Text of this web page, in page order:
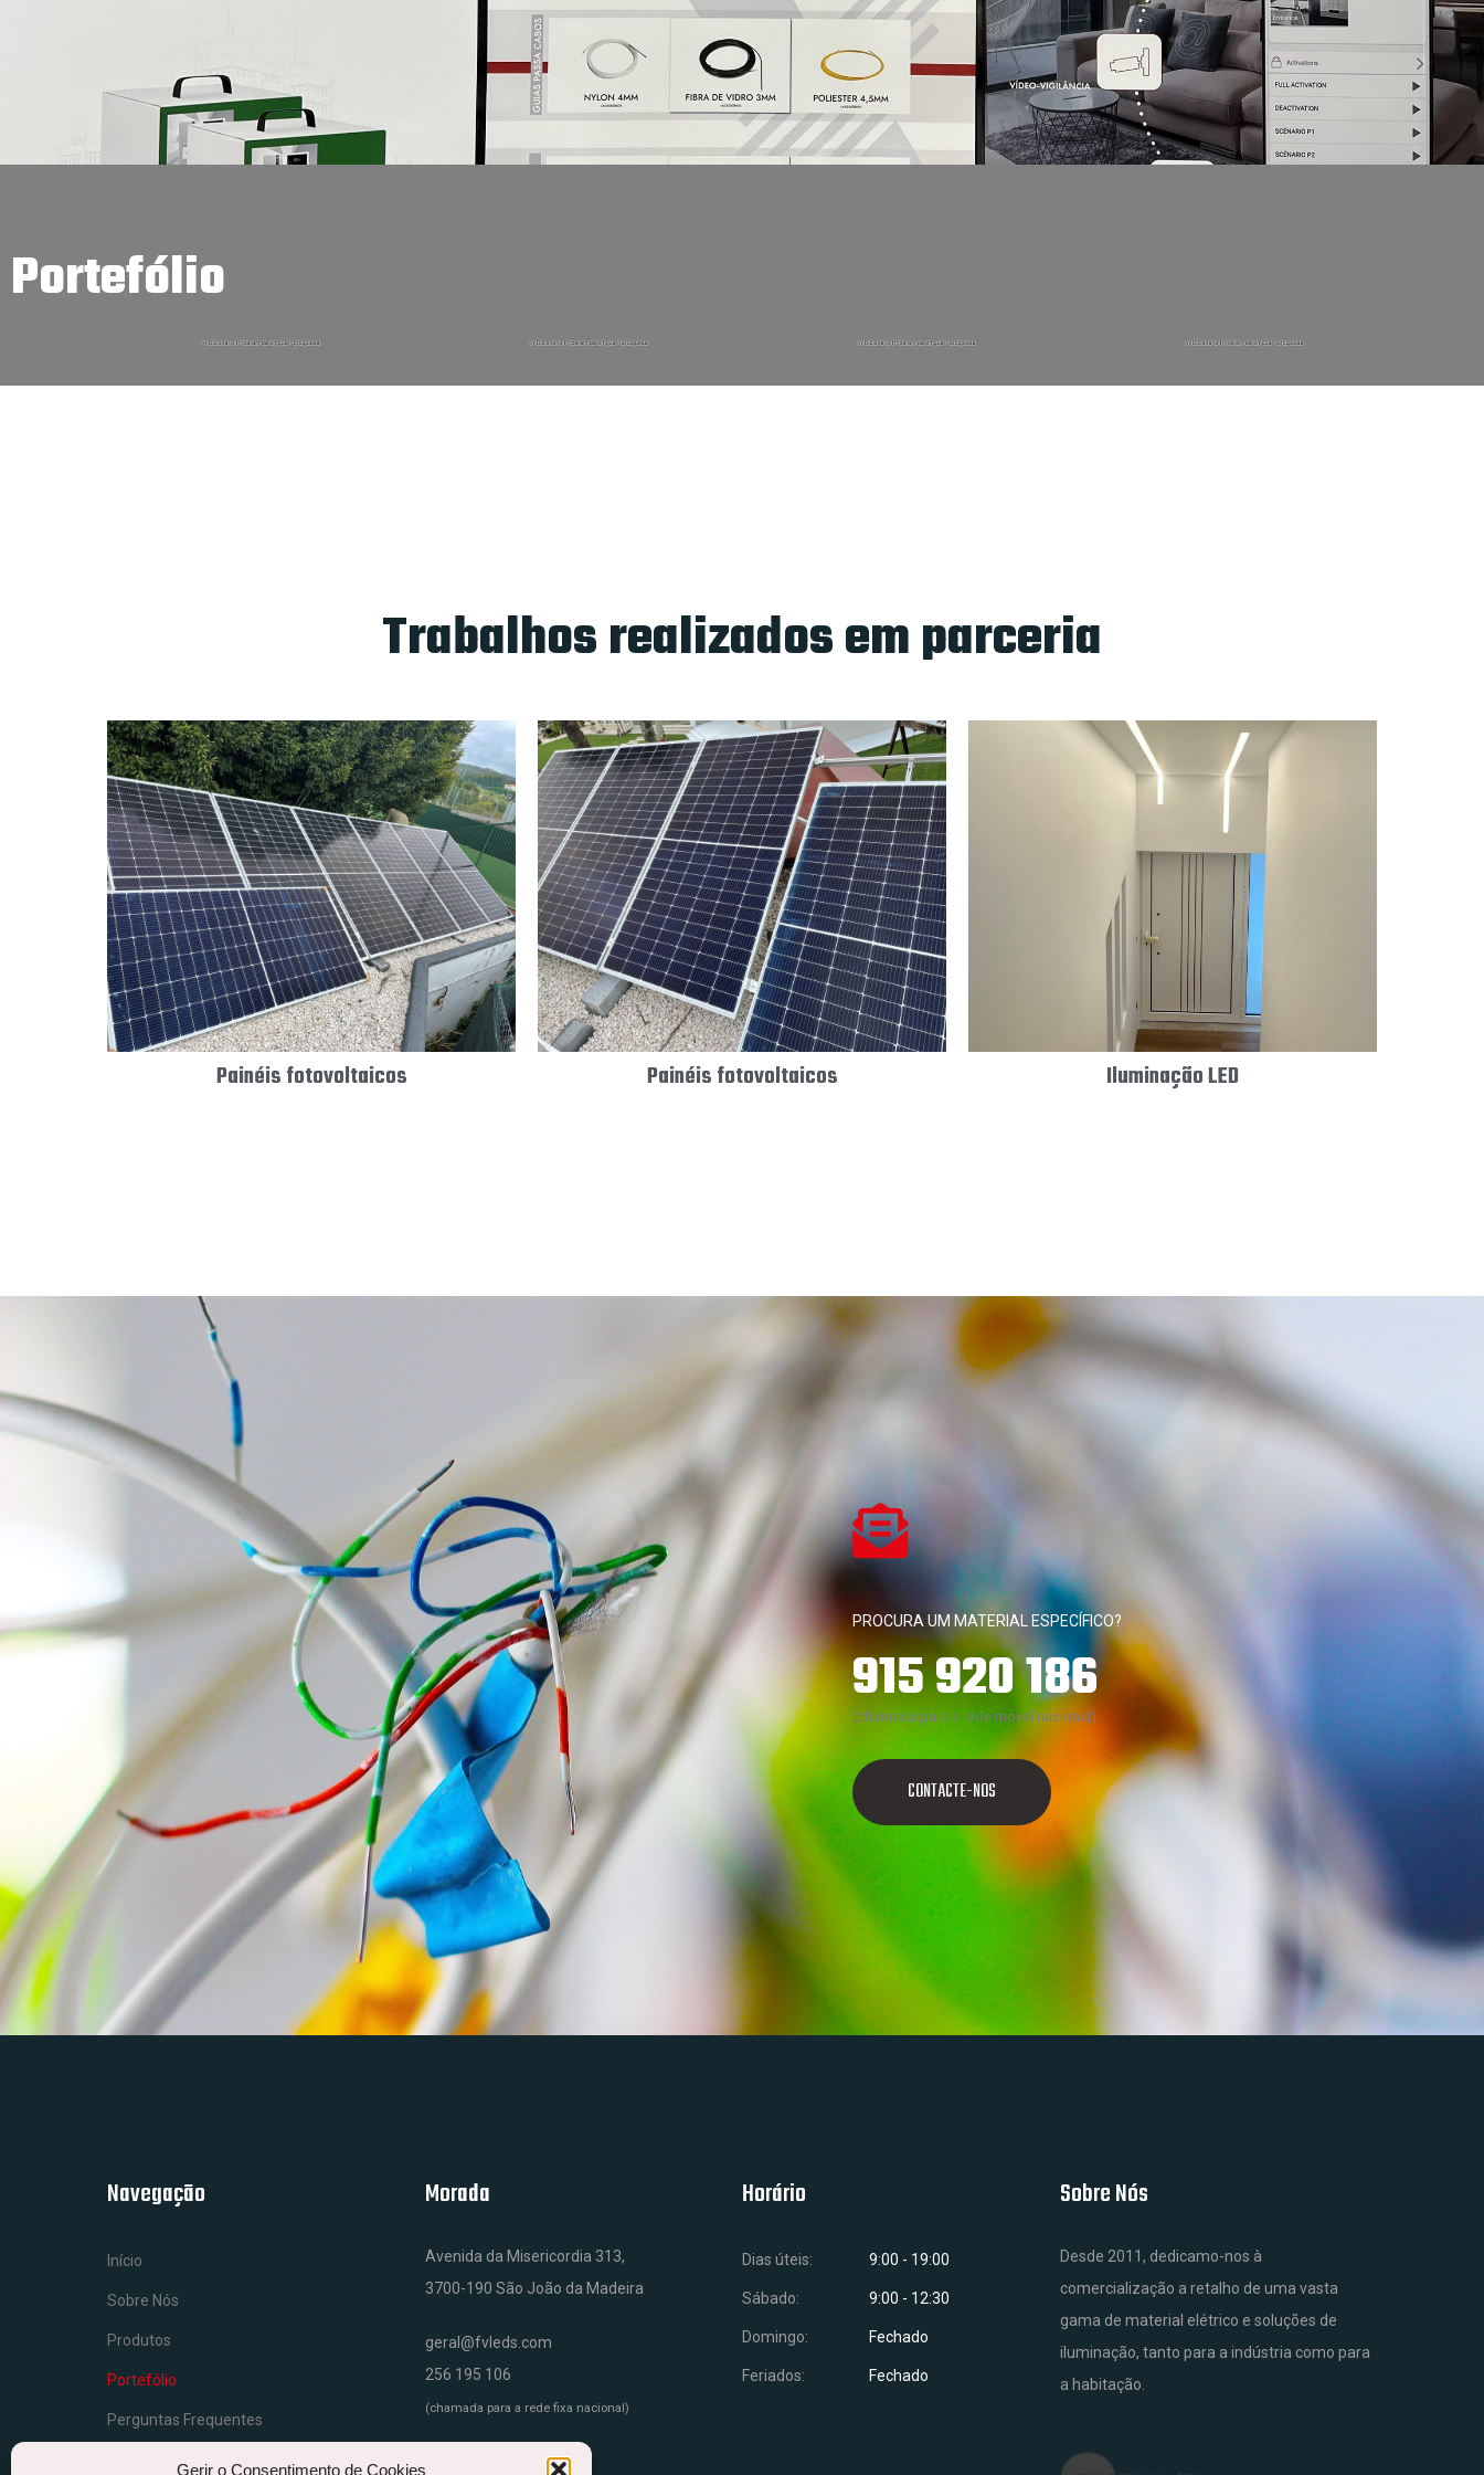
Gerir o Consentimento de Cookies
Portefólio
Trabalhos realizados em parceria
Painéis fotovoltaicos Painéis fotovoltaicos Iluminação LED
PROCURA UM MATERIAL ESPECÍFICO?
915 920 186
(chamada para a rede móvel nacional)
CONTACTE-NOS
Navegação
Início
Sobre Nós
Produtos
Portefólio
Perguntas Frequentes
Morada
Avenida da Misericordia 313,
3700-190 São João da Madeira
geral@fvleds.com
256 195 106
(chamada para a rede fixa nacional)
Horário
Dias úteis:
Sábado:
Domingo:
Feriados:
9:00 - 19:00
9:00 - 12:30
Fechado
Fechado
Sobre Nós
Desde 2011, dedicamo-nos à
comercialização a retalho de uma vasta
gama de material elétrico e soluções de
iluminação, tanto para a indústria como para
a habitação.